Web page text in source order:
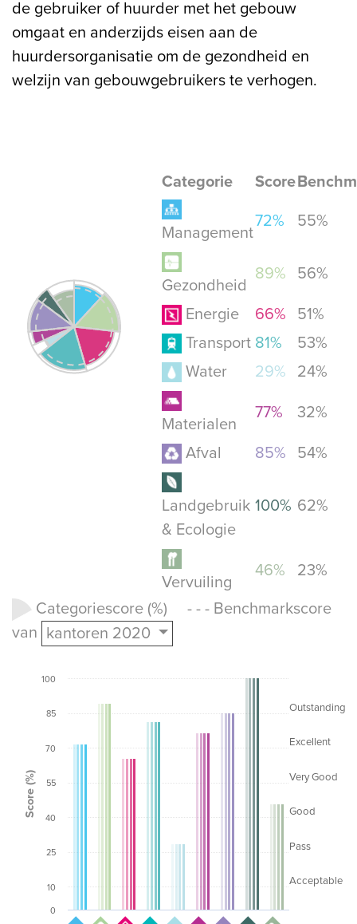
de gebruiker of huurder met het gebouw
omgaat en anderzijds eisen aan de
huurdersorganisatie om de gezondheid en
welzijn van gebouwgebruikers te verhogen.
Categorie Score
Management
72% 55%
Gezondheid
89% 56%
Energie 66%
51%
Transport 81%
53%
Water
29% 24%
Materialen
77% 32%
Afval 85% 54%
Landgebruik
& Ecologie
100% 62%
Vervuiling
46%
23%
Categoriescore (%) - - - Benchmarkscore
van kantoren 2020
Acceptable
Pass
Good
Very Good
Excellent
Outstanding
Score (%)
0
10
25
40
55
70
85
100